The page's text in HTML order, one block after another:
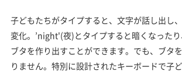
子どもたちがタイプすると、文字が話し出し
変化。’night'(夜)とタイプすると暗くなった
ブタを作り出すことができます。でも、ブタ
りません。特別に設計されたキーボードで子